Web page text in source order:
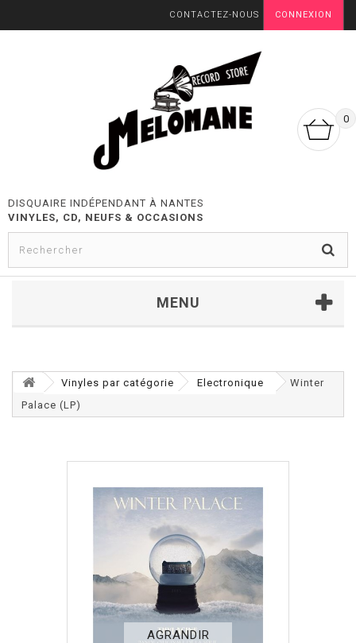
CONNEXION
CONTACTEZ-NOUS
0
DISQUAIRE INDÉPENDANT À NANTES
VINYLES, CD, NEUFS & OCCASIONS
MENU
Vinyles par catégorie Electronique
Winter
Palace (LP)
AGRANDIR